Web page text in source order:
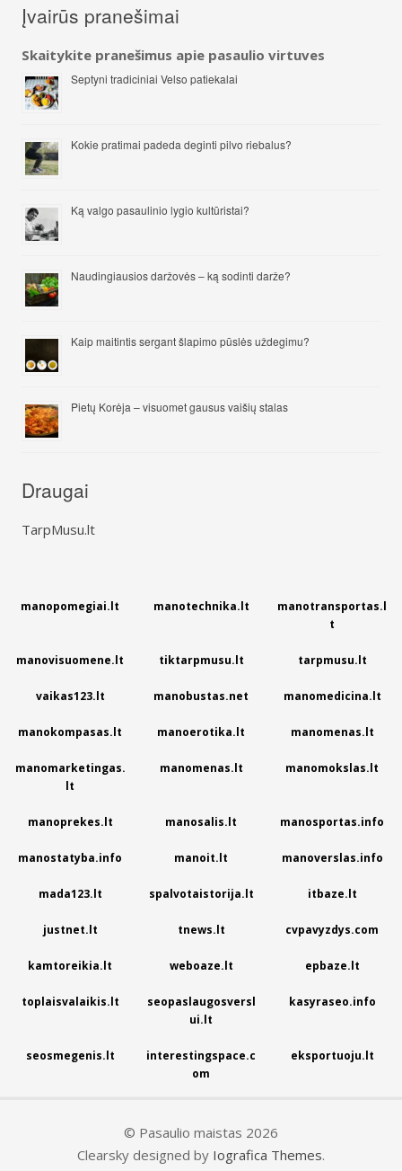
Įvairūs pranešimai
Skaitykite pranešimus apie pasaulio virtuves
Septyni tradiciniai Velso patiekalai
Kokie pratimai padeda deginti pilvo riebalus?
Ką valgo pasaulinio lygio kultūristai?
Naudingiausios daržovės – ką sodinti darže?
Kaip maitintis sergant šlapimo pūslės uždegimu?
Pietų Korėja – visuomet gausus vaišių stalas
Draugai
TarpMusu.lt
manopomegiai.lt manotechnika.lt
manotransportas.l
t
manovisuomene.lt tiktarpmusu.lt tarpmusu.lt
vaikas123.lt manobustas.net manomedicina.lt
manokompasas.lt manoerotika.lt manomenas.lt
manomarketingas.
lt
manomenas.lt manomokslas.lt
manoprekes.lt manosalis.lt manosportas.info
manostatyba.info manoit.lt manoverslas.info
mada123.lt spalvotaistorija.lt itbaze.lt
justnet.lt tnews.lt cvpavyzdys.com
kamtoreikia.lt weboaze.lt epbaze.lt
toplaisvalaikis.lt
seopaslaugosversl
ui.lt
kasyraseo.info
seosmegenis.lt
interestingspace.c
om
eksportuoju.lt
© Pasaulio maistas 2026
Clearsky designed by Iografica Themes.